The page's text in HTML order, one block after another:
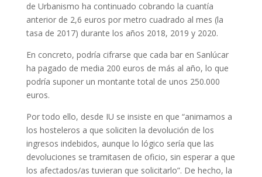
de Urbanismo ha continuado cobrando la cuantía
anterior de 2,6 euros por metro cuadrado al mes (la
tasa de 2017) durante los años 2018, 2019 y 2020.
En concreto, podría cifrarse que cada bar en Sanlúcar
ha pagado de media 200 euros de más al año, lo que
podría suponer un montante total de unos 250.000
euros.
Por todo ello, desde IU se insiste en que “animamos a
los hosteleros a que soliciten la devolución de los
ingresos indebidos, aunque lo lógico sería que las
devoluciones se tramitasen de oficio, sin esperar a que
los afectados/as tuvieran que solicitarlo”. De hecho, la